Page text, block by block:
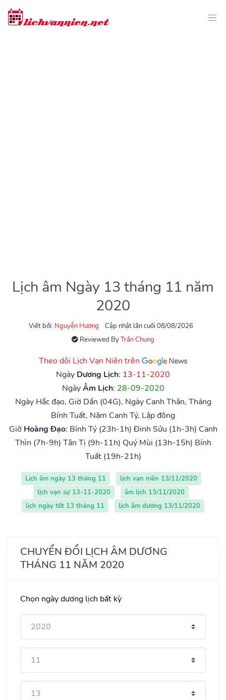
Lịch âm Ngày 13 tháng 11 năm
2020
Viết bởi: Nguyễn Hương
Cập nhật lần cuối 08/08/2026
Reviewed ByTrần Chung
Theo dõi Lịch Vạn Niên trên
Ngày Dương Lịch: 13-11-2020
NgàyÂm Lịch: 28-09-2020
Ngày Hắc đạo, Giờ Dần (04G), Ngày Canh Thân, Tháng
Bính Tuất, Năm Canh Tý, Lập đông
Giờ Hoàng Đạo: Bính Tý (23h-1h) Đinh Sửu (1h-3h) Canh
Thìn (7h-9h) Tân Tị (9h-11h) Quý Mùi (13h-15h) Bính
Tuất (19h-21h)
Lịch âm ngày 13 tháng 11
lịch vạn niên 13/11/2020
lịch vạn sự 13-11-2020
âm lịch 13/11/2020
lịch ngày tốt 13 tháng 11
lịch âm dương 13/11/2020
CHUYỂN ĐỔI LỊCH ÂM DƯƠNG
THÁNG 11 NĂM 2020
Chọn ngày dương lịch bất kỳ